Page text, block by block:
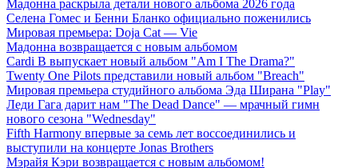
Мадонна раскрыла детали нового альбома 2026 года
Селена Гомес и Бенни Бланко официально поженились
Мировая премьера: Doja Cat — Vie
Мадонна возвращается с новым альбомом
Cardi B выпускает новый альбом "Am I The Drama?"
Twenty One Pilots представили новый альбом "Breach"
Мировая премьера студийного альбома Эда Ширана "Play"
Леди Гага дарит нам "The Dead Dance" — мрачный гимн
нового сезона "Wednesday"
Fifth Harmony впервые за семь лет воссоединились и
выступили на концерте Jonas Brothers
Мэрайя Кэри возвращается с новым альбомом!